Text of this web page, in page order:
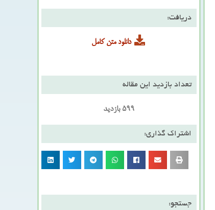
دریافت:
دانلود متن کامل
تعداد بازدید این مقاله
599 بازدید
اشتراک گذاری:
جستجو: